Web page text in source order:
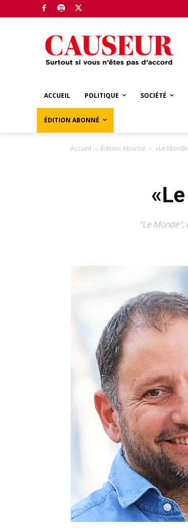
ACCUEIL POLITIQUE SOCIÉTÉ
ÉDITION ABONNÉ
Accueil Édition Abonné «Le
"Le Monde",